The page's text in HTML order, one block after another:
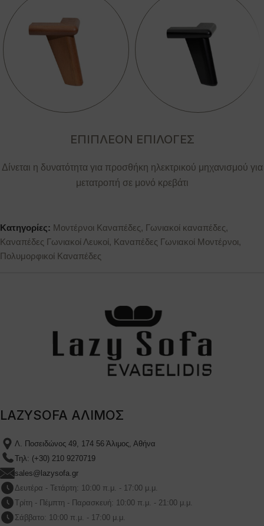
ΕΠΙΠΛΕΟΝ ΕΠΙΛΟΓΕΣ
Δίνεται η δυνατότητα για προσθήκη ηλεκτρικού μηχανισμού για
μετατροπή σε μονό κρεβάτι
Κατηγορίες: Μοντέρνοι Καναπέδες, Γωνιακοί καναπέδες,
Καναπέδες Γωνιακοί Λευκοί, Καναπέδες Γωνιακοί Μοντέρνοι,
Πολυμορφικοί Καναπέδες
LAZYSOFA ΑΛΙΜΟΣ
Λ. Ποσειδώνος 49, 174 56 Άλιμος, Αθήνα
Τηλ: (+30) 210 9270719
sales@lazysofa.gr
Δευτέρα - Τετάρτη: 10:00 π.μ. - 17:00 μ.μ.
Τρίτη - Πέμπτη - Παρασκευή: 10:00 π.μ. - 21:00 μ.μ.
Σάββατο: 10:00 π.μ. - 17:00 μ.μ.